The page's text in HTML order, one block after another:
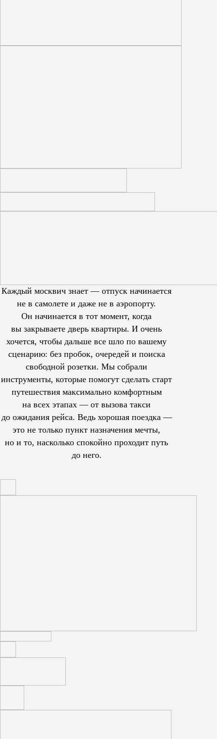
Каждый москвич знает — отпуск начинается
не в самолете и даже не в аэропорту.
Он начинается в тот момент, когда
вы закрываете дверь квартиры. И очень
хочется, чтобы дальше все шло по вашему
сценарию: без пробок, очередей и поиска
свободной розетки. Мы собрали
инструменты, которые помогут сделать старт
путешествия максимально комфортным
на всех этапах — от вызова такси
до ожидания рейса. Ведь хорошая поездка —
это не только пункт назначения мечты,
но и то, насколько спокойно проходит путь
до него.